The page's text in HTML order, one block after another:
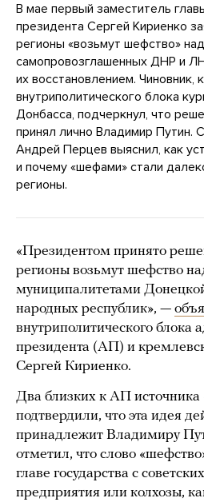
В мае первый заместитель
президента Сергей Кириенко
регионы «возьмут шефство»
самопровозглашенных ДНР и
их восстановлением.
внутриполитического блока
Донбасса, подчеркнул, что
принял лично Владимир Путин.
Андрей Перцев выяснил, как
и почему «шефами» стали
регионы.
«Президентом принято
регионы возьмут шефство
муниципалитетами
народных республик», —
внутриполитического блока
президента (АП) и
Сергей Кириенко.
Два близких к АП
подтвердили, что эта идея
принадлежит Владимиру
отметил, что слово
главе государства с
предприятия или колхозы,